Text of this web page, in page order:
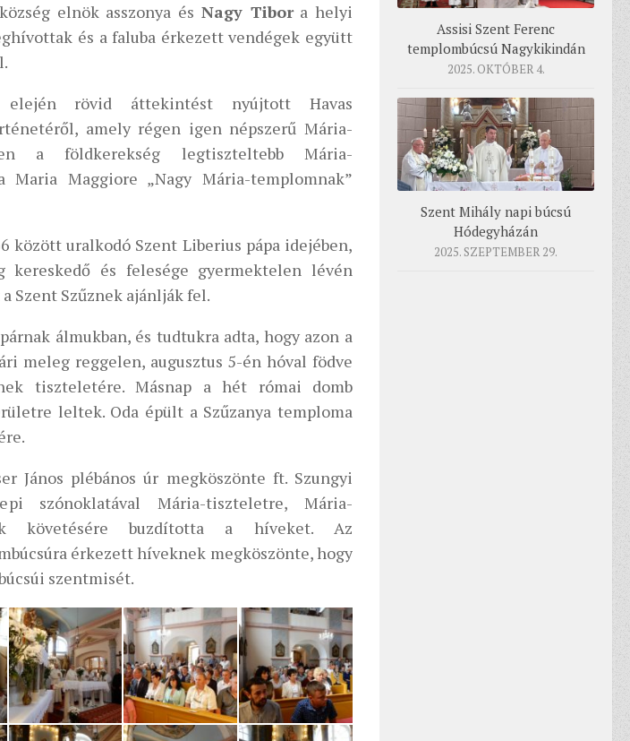
elnök asszonya és Nagy Tibora helyi
és a faluba érkezett vendégek együtt
elején rövid áttekintést nyújtott Havas
amely régen igen népszerű Mária-
a földkerekség legtiszteltebb Mária-
Maggiore „Nagy Mária-templomnak”
között uralkodó Szent Liberius pápa idejében,
kereskedő és felesége gyermektelen lévén
Szent Szűznek ajánlják fel.
álmukban, és tudtukra adta, hogy azon a
meleg reggelen, augusztus 5-én hóval födve
tiszteletére. Másnap a hét római domb
leltek. Oda épült a Szűzanya temploma
János plébános úr megköszönte ft. Szungyi
szónoklatával Mária-tiszteletre, Mária-
követésére buzdította a híveket. Az
érkezett híveknek megköszönte, hogy
szentmisét.
Assisi Szent Ferenc
templombúcsú Nagykikindán
2025. OKTÓBER 4.
Szent Mihály napi búcsú
Hódegyházán
2025. SZEPTEMBER 29.